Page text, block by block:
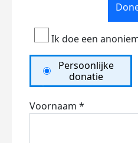
Ik doe een
Persoonlijke
donatie
Voornaam *